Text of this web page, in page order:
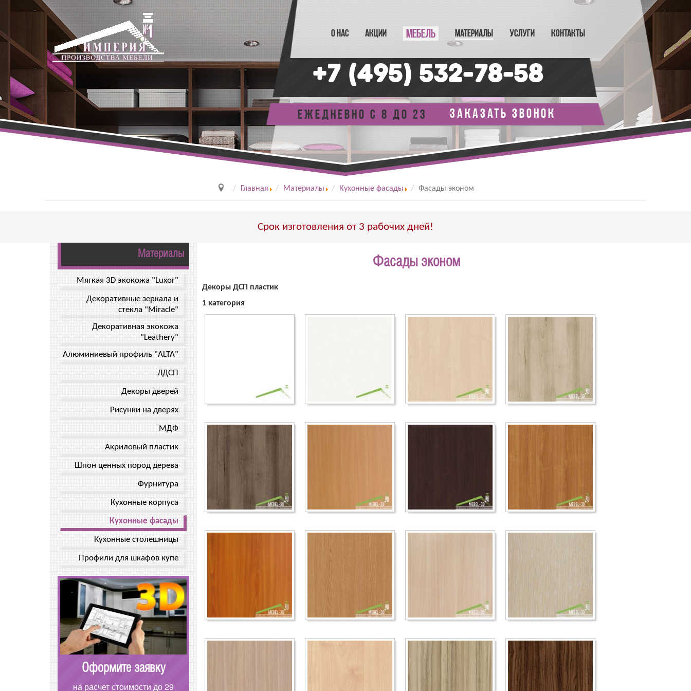
О НАС АКЦИИ МЕБЕЛЬ МАТЕРИАЛЫ УСЛУГИ КОНТАКТЫ
+7 (495) 532-78-58
Ежедневно с 8 до 23 заказать звонок
Главная Материалы Кухонные фасады Фасады эконом
Срок изготовления от 3 рабочих дней!
Материалы
Мягкая 3D экокожа "Luxor"
Декоративные зеркала и
стекла "Miracle"
Декоративная экокожа
"Leathery"
Алюминиевый профиль "ALTA"
ЛДСП
Декоры дверей
Рисунки на дверях
МДФ
Акриловый пластик
Шпон ценных пород дерева
Фурнитура
Кухонные корпуса
Кухонные фасады
Кухонные столешницы
Профили для шкафов купе
Оформите заявку
на расчет стоимости до 29
Фасады эконом
Декоры ДСП пластик
1 категория